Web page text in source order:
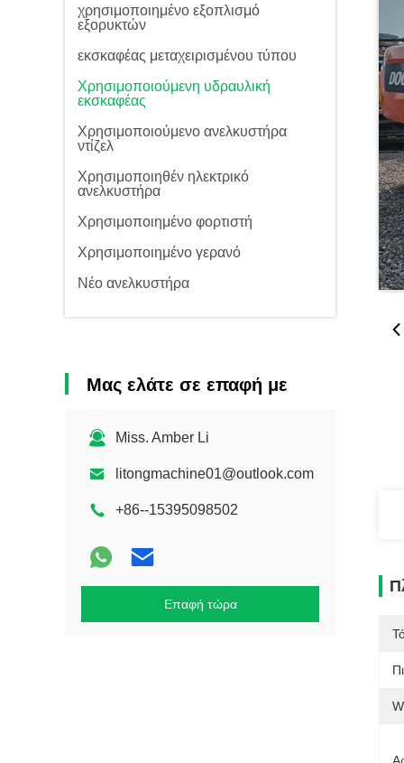
χρησιμοποιημένο εξοπλισμό
εξορυκτών
εκσκαφέας μεταχειρισμένου τύπου
Χρησιμοποιούμενη υδραυλική
εκσκαφέας
Χρησιμοποιούμενο ανελκυστήρα
ντίζελ
Χρησιμοποιηθέν ηλεκτρικό
ανελκυστήρα
Χρησιμοποιημένο φορτιστή
Χρησιμοποιημένο γερανό
Νέο ανελκυστήρα
Μας ελάτε σε επαφή με
Miss. Amber Li
litongmachine01@outlook.com
+86--15395098502
Επαφή τώρα